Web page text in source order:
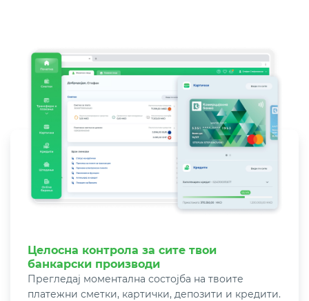
Целосна контрола за сите твои
банкарски производи
Прегледај моментална состојба на твоите
платежни сметки, картички, депозити и кредити.